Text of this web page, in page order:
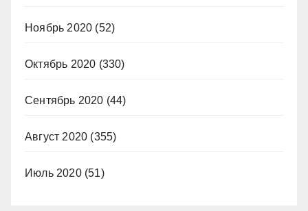
Ноябрь 2020 (52)
Октябрь 2020 (330)
Сентябрь 2020 (44)
Август 2020 (355)
Июль 2020(51)